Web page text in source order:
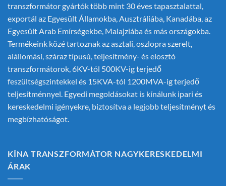
transzformátor gyártóktöbb mint 30 éves tapasztalattal,
exportál az Egyesült Államokba, Ausztráliába, Kanadába, az
Egyesült Arab Emírségekbe, Malajziába és más országokba.
Termékeink közé tartoznak az asztali, oszlopra szerelt,
alállomási, száraz típusú, teljesítmény- és elosztó
transzformátorok, 6KV-tól 500KV-ig terjedő
feszültségszintekkel és 15KVA-tól 1200MVA-ig terjedő
teljesítménnyel. Egyedi megoldásokat is kínálunk ipari és
kereskedelmi igényekre, biztosítva a legjobb teljesítményt és
megbízhatóságot.
KÍNA TRANSZFORMÁTOR NAGYKERESKEDELMI
ÁRAK